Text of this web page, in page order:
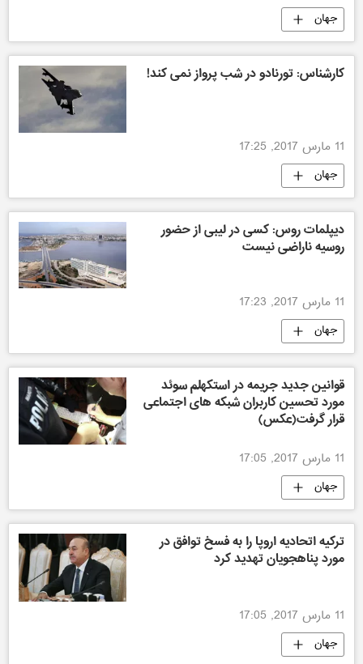
جهان
کارشناس: تورنادو در شب پرواز نمی کند!
11 مارس 2017, 17:25
جهان
دیپلمات روس: کسی در لیبی از حضور
روسیه ناراضی نیست
11 مارس 2017, 17:23
جهان
قوانین جدید جریمه در استکهلم سوئد
مورد تحسین کاربران شبکه های اجتماعی
قرار گرفت(عکس)
11 مارس 2017, 17:05
جهان
ترکیه اتحادیه اروپا را به فسخ توافق در
مورد پناهجویان تهدید کرد
11 مارس 2017, 17:05
جهان